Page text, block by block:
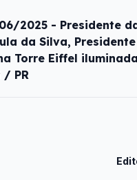
2025 - Presidente
da Silva,
Torre Eiffel
/ PR